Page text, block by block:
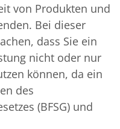
von Produkten und
Bei dieser
dass Sie ein
nicht oder nur
können, da ein
des
(BFSG) und